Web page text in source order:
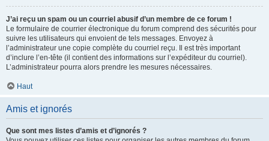
J’ai reçu un spam ou un courriel abusif d’un membre de ce forum !
Le formulaire de courrier électronique du forum comprend des sécurités pour
suivre les utilisateurs qui envoient de tels messages. Envoyez à
l’administrateur une copie complète du courriel reçu. Il est très important
d’inclure l’en-tête (il contient des informations sur l’expéditeur du courriel).
L’administrateur pourra alors prendre les mesures nécessaires.
Haut
Amis et ignorés
Que sont mes listes d’amis et d’ignorés ?